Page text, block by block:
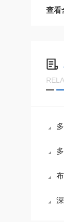
查看
多
多
布
深度